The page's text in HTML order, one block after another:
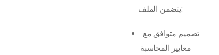
يتضمن الملف:
تصميم متوافق مع
معايير المحاسبة